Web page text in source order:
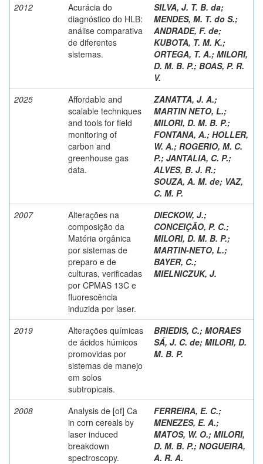
2012
Acurácia do
diagnóstico do HLB:
análise comparativa
de diferentes
sistemas.
SILVA, J. T. B. da;
MENDES, M. T. do S.;
ANDRADE, F. de;
KUBOTA, T. M. K.;
ORTEGA, T. A.; MILORI,
D. M. B. P.; BOAS, P. R.
V.
2025
Affordable and
scalable techniques
and tools for field
monitoring of
carbon and
greenhouse gas
data.
ZANATTA, J. A.;
MARTIN NETO, L.;
MILORI, D. M. B. P.;
FONTANA, A.; HOLLER,
W. A.; ROGERIO, M. C.
P.; JANTALIA, C. P.;
ALVES, B. J. R.;
SOUZA, A. M. de; VAZ,
C. M. P.
2007
Alterações na
composição da
Matéria orgânica
por sistemas de
preparo e de
culturas, verificadas
por CPMAS 13C e
fluorescência
induzida por laser.
DIECKOW, J.;
CONCEIÇÃO, P. C.;
MILORI, D. M. B. P.;
MARTIN-NETO, L.;
BAYER, C.;
MIELNICZUK, J.
2019
Alterações químicas
de ácidos húmicos
promovidas por
sistemas de manejo
em solos
subtropicais.
BRIEDIS, C.; MORAES
SÁ, J. C. de; MILORI, D.
M. B. P.
2008
Analysis de [of] Ca
in corn cereals by
laser induced
breakdown
spectroscopy.
FERREIRA, E. C.;
MENEZES, E. A.;
MATOS, W. O.; MILORI,
D. M. B. P.; NOGUEIRA,
A. R. A.